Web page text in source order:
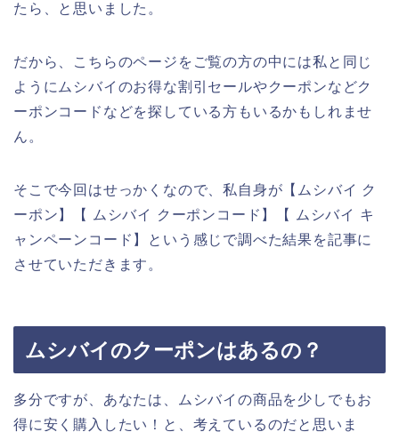
たら、と思いました。
だから、こちらのページをご覧の方の中には私と同じ
ようにムシバイのお得な割引セールやクーポンなどク
ーポンコードなどを探している方もいるかもしれませ
ん。
そこで今回はせっかくなので、私自身が【ムシバイ ク
ーポン】【 ムシバイ クーポンコード】【 ムシバイ キ
ャンペーンコード】という感じで調べた結果を記事に
させていただきます。
ムシバイのクーポンはあるの？
多分ですが、あなたは、ムシバイの商品を少しでもお
得に安く購入したい！と、考えているのだと思いま